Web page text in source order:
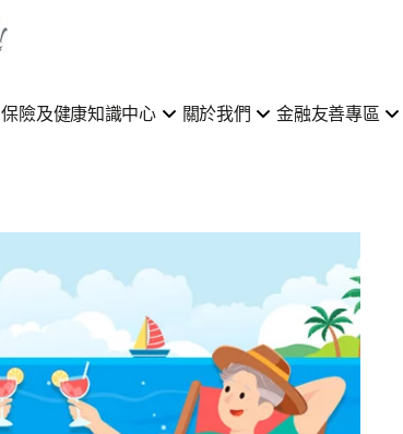
保險及健康知識中心 關於我們 金融友善專區